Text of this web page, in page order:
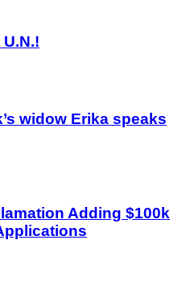
widow Erika speaks
Adding $100k